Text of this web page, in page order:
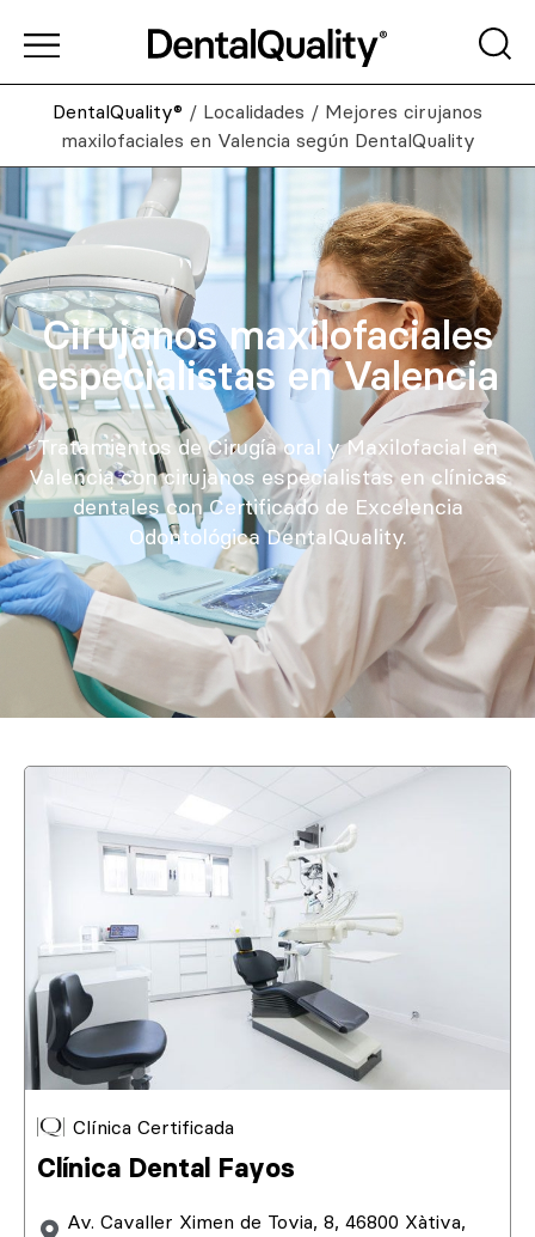
DentalQuality® / Localidades / Mejores cirujanos
maxilofaciales en Valencia según DentalQuality
Cirujanos maxilofaciales
especialistas en Valencia
Tratamientos de Cirugía oral y Maxilofacial en
Valencia con cirujanos especialistas en clínicas
dentales con Certificado de Excelencia
Odontológica DentalQuality.
Clínica Certificada
Clínica Dental Fayos
Av. Cavaller Ximen de Tovia, 8, 46800 Xàtiva,